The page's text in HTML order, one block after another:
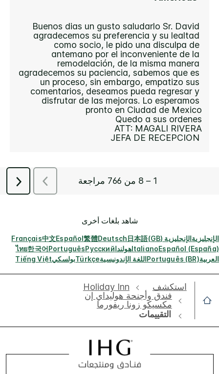
شاهد بلغات أخرى
الإنجليزيةالإنجليزية (GB) 日本語
Deutsch
繁體
Español
中文
Français
Español (España)
ItalianoهولنداРусский
Português
한국어
ไทย
العربيةPortuguês (BR)اللغة الإندونيسيةTürkçeبولسكيTiếng Việt
استكشف
Holiday Inn
فندق وأجنحة هوليداي إن
مكسيكو زونا ريفورما
التقييمات